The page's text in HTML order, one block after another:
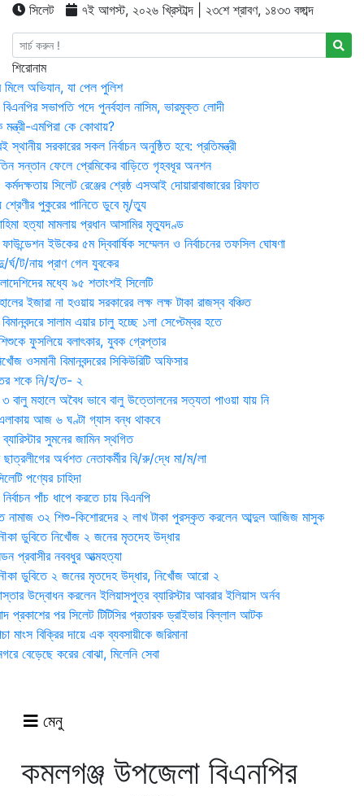
সিলেট ৭ই আগস্ট, ২০২৬ খ্রিস্টাব্দ | ২৩শে শ্রাবণ, ১৪৩৩ বঙ্গাব্দ
শিরোনাম
মিলে অভিযান, যা পেল পুলিশ
সভাপতি পদে পুনর্বহাল নাসিম, ভারমুক্ত লোদী
মন্ত্রী-এমপিরা কে কোথায়?
সরকারের সকল নির্বাচন অনুষ্ঠিত হবে: প্রতিমন্ত্রী
সন্তান ফেলে প্রেমিকের বাড়িতে গৃহবধূর অনশন
সিলেট রেঞ্জের শ্রেষ্ঠ এসআই দোয়ারাবাজারের রিফাত
শ্রেণীর পুকুরের পানিতে ডুবে মৃ/ত্যু
হত্যা মামলায় প্রধান আসামির মৃত্যুদণ্ড
ইউকের ৫ম দ্বিবার্ষিক সম্মেলন ও নির্বাচনের তফসিল ঘোষণা
ট/নায় প্রাণ গেল যুবকের
মধ্যে ৯৫ শতাংশই সিলেটি
ইজারা না হওয়ায় সরকারের লক্ষ লক্ষ টাকা রাজস্ব বঞ্চিত
সালাম এয়ার চালু হচ্ছে ১লা সেপ্টেম্বর হতে
ফুসলিয়ে বলাৎকার, যুবক গ্রেপ্তার
ওসমানী বিমানবন্দরের সিকিউরিটি অফিসার
শকে নি/হ/ত- ২
বালু মহালে অবৈধ ভাবে বালু উত্তোলনের সত্যতা পাওয়া যায় নি
আজ ৬ ঘণ্টা গ্যাস বন্ধ থাকবে
সুমনের জামিন স্থগিত
ছাত্রলীগের অর্ধশত নেতাকর্মীর বি/রু/দ্ধে মা/ম/লা
পণ্যের চাহিদা
পাঁচ ধাপে করতে চায় বিএনপি
নামাজ ৩২ শিশু-কিশোরদের ২ লাখ টাকা পুরস্কৃত করলেন আব্দুল আজিজ মাসুক
ডুবিতে নিখোঁজ ২ জনের মৃতদেহ উদ্ধার
প্রবাসীর নববধুর আত্মহত্যা
ডুবিতে ২ জনের মৃতদেহ উদ্ধার, নিখোঁজ আরো ২
উদ্বোধন করলেন ইলিয়াসপুত্র ব্যারিস্টার আবরার ইলিয়াস অর্নব
প্রকাশের পর সিলেট টিটিসির প্রতারক ড্রাইভার বিল্লাল আটক
মাংস বিক্রির দায়ে এক ব্যবসায়ীকে জরিমানা
বেড়েছে করের বোঝা, মিলেনি সেবা
মেনু
কমলগঞ্জ উপজেলা বিএনপির